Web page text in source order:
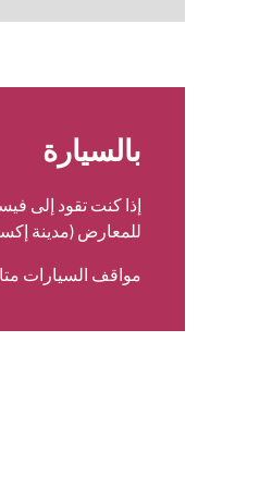
بالسيارة
إذا كنت تقود إلى
للمعارض (مدينة
مواقف السيارات